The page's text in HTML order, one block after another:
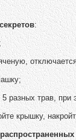
:
разных трав,
крышку,